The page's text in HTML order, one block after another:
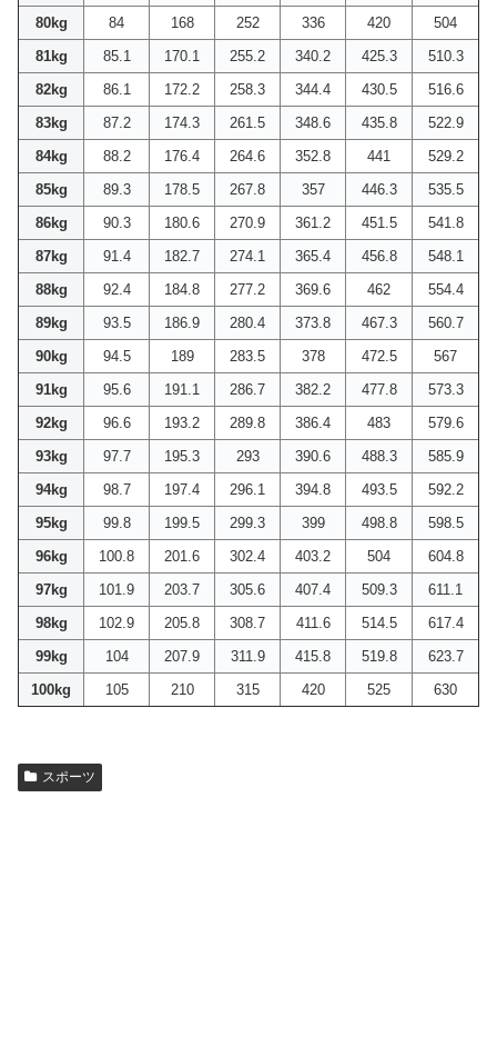
80kg
84 168 252 336 420
504
81kg
85.1 170.1 255.2 340.2 425.3
510.3
82kg
86.1 172.2 258.3 344.4 430.5
516.6
83kg
87.2 174.3 261.5 348.6 435.8
522.9
84kg
88.2 176.4 264.6 352.8 441
529.2
85kg
89.3 178.5 267.8 357 446.3
535.5
86kg
90.3 180.6 270.9 361.2 451.5
541.8
87kg
91.4 182.7 274.1 365.4 456.8
548.1
88kg
92.4 184.8 277.2 369.6 462
554.4
89kg
93.5 186.9 280.4 373.8 467.3
560.7
90kg
94.5 189 283.5 378 472.5
567
91kg
95.6 191.1 286.7 382.2 477.8
573.3
92kg
96.6 193.2 289.8 386.4 483
579.6
93kg
97.7 195.3 293 390.6 488.3
585.9
94kg
98.7 197.4 296.1 394.8 493.5
592.2
95kg
99.8 199.5 299.3 399 498.8
598.5
96kg
100.8 201.6 302.4 403.2 504
604.8
97kg
101.9 203.7 305.6 407.4 509.3
611.1
98kg
102.9 205.8 308.7 411.6 514.5
617.4
99kg
104 207.9 311.9 415.8 519.8
623.7
100kg
105 210 315 420 525 630
スポーツ